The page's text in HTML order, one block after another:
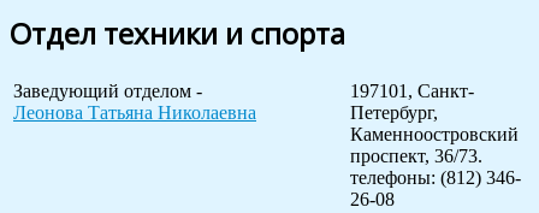
Отдел техники и спорта
Заведующий отделом -
Леонова Татьяна Николаевна
197101, Санкт-
Петербург,
Каменноостровский
проспект, 36/73.
телефоны: (812) 346-
26-08